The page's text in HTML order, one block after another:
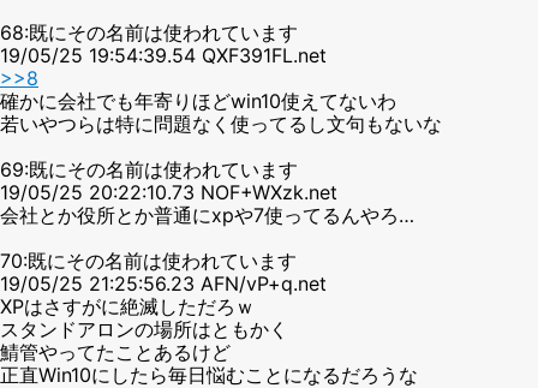
68:既にその名前は使われています
19/05/25 19:54:39.54 QXF391FL.net
>>8
確かに会社でも年寄りほどwin10使えてないわ
若いやつらは特に問題なく使ってるし文句もないな
69:既にその名前は使われています
19/05/25 20:22:10.73 NOF+WXzk.net
会社とか役所とか普通にxpや7使ってるんやろ…
70:既にその名前は使われています
19/05/25 21:25:56.23 AFN/vP+q.net
XPはさすがに絶滅しただろｗ
スタンドアロンの場所はともかく
鯖管やってたことあるけど
正直Win10にしたら毎日悩むことになるだろうな